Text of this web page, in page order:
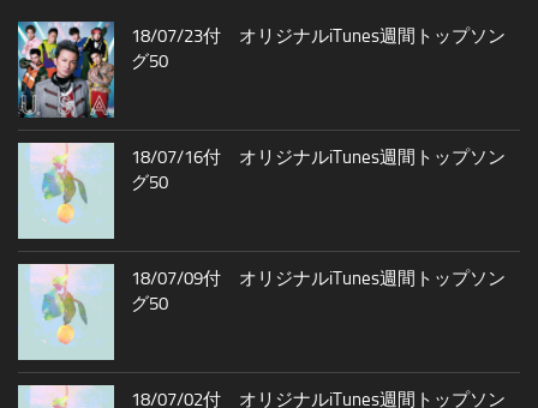
18/07/23付 オリジナルiTunes週間トップソン
グ50
18/07/16付 オリジナルiTunes週間トップソン
グ50
18/07/09付 オリジナルiTunes週間トップソン
グ50
18/07/02付 オリジナルiTunes週間トップソン